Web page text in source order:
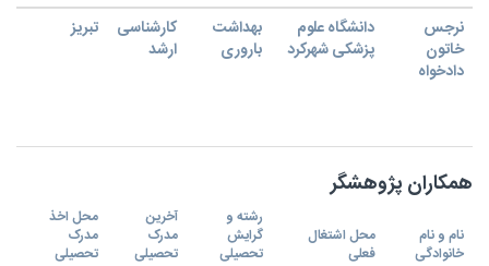
نرجس
خاتون
دادخواه
دانشگاه علوم
پزشکی شهرکرد
بهداشت
باروری
کارشناسی
ارشد
تبریز
همکاران پژوهشگر
نام و نام
خانوادگی
محل اشتغال
فعلی
رشته و
گرایش
تحصیلی
آخرین
مدرک
تحصیلی
محل اخذ
مدرک
تحصیلی